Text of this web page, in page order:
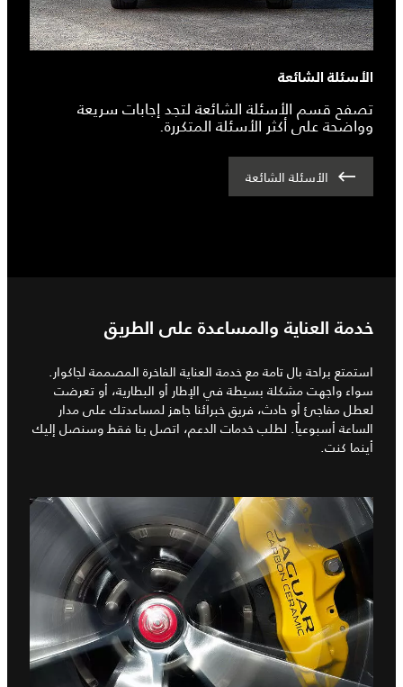
الأسئلة الشائعة
تصفح قسم الأسئلة الشائعة لتجد إجابات سريعة
وواضحة على أكثر الأسئلة المتكررة.
الأسئلة الشائعة
خدمة العناية والمساعدة على الطريق
استمتع براحة بال تامة مع خدمة العناية الفاخرة المصممة لجاكوار.
سواء واجهت مشكلة بسيطة في الإطار أو البطارية، أو تعرضت
لعطل مفاجئ أو حادث، فريق خبرائنا جاهز لمساعدتك على مدار
الساعة أسبوعياً. لطلب خدمات الدعم، اتصل بنا فقط وسنصل إليك
أينما كنت.